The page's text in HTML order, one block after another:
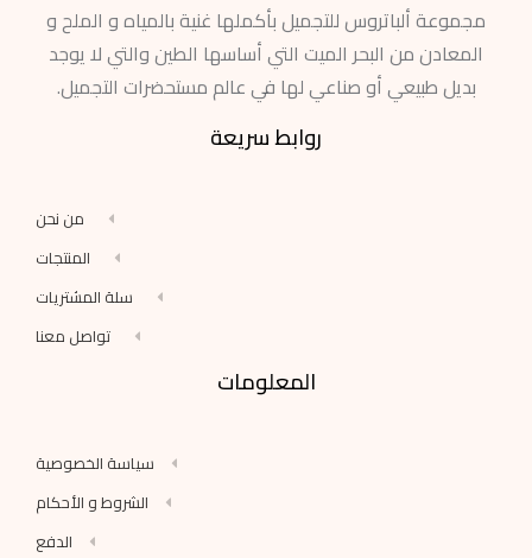
مجموعة ألباتروس للتجميل بأكملها غنية بالمياه و الملح و
المعادن من البحر الميت التي أساسها الطين والتي لا يوجد
بديل طبيعي أو صناعي لها في عالم مستحضرات التجميل.
روابط سريعة
من نحن
المنتجات
سلة المشتريات
تواصل معنا
المعلومات
سياسة الخصوصية
الشروط و الأحكام
الدفع